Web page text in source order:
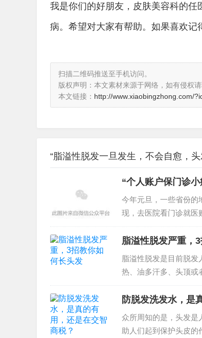
我是你们的好朋友，皮肤美容科的
病。希望对大家有帮助。如果喜欢记
扫描二维码推送至手机访问。
版权声明：本文素材来源于网络，如有侵权请
本文链接： http://www.xiaobingzhong.com/
“脂溢性脱发一旦发生，不会自愈，
“个人账户保门诊
今年元旦，一些省份的
现，去医院看门诊就医
脂溢性脱发严重，
脂溢性脱发是目前脱
热、油多汗多、头顶或
发有日常洗护的原因、
防脱发洗发水，是
众所周知的是，头发是
助人们起到保护头皮的